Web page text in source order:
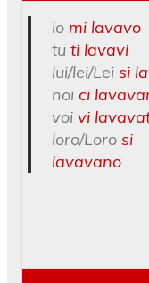
io mi lavavo
tuti lavavi
lui/lei/Lei si
noici
voi vi
loro/Loro si
lavavano